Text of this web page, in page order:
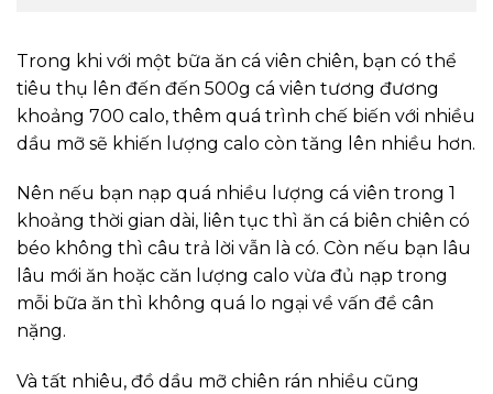
Trong khi với một bữa ăn cá viên chiên, bạn có thể
tiêu thụ lên đến đến 500g cá viên tương đương
khoảng 700 calo, thêm quá trình chế biến với nhiều
dầu mỡ sẽ khiến lượng calo còn tăng lên nhiều hơn.
Nên nếu bạn nạp quá nhiều lượng cá viên trong 1
khoảng thời gian dài, liên tục thì ăn cá biên chiên có
béo không thì câu trả lời vẫn là có. Còn nếu bạn lâu
lâu mới ăn hoặc căn lượng calo vừa đủ nạp trong
mỗi bữa ăn thì không quá lo ngại về vấn đề cân
nặng.
Và tất nhiêu, đồ dầu mỡ chiên rán nhiều cũng